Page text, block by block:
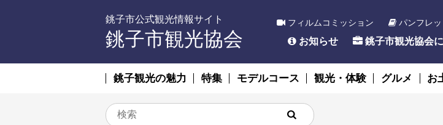
銚子市公式観光情報サイト
銚子市観光協会
フィルムコミッション パンフレ
お知らせ 銚子市観光協会
銚子観光の魅力 特集 モデルコース 観光・体験 グルメ お